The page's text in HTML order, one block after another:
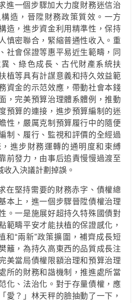
進一個步驟加大力度財務迷信治
造，晉陞財務政策質效。一方
造，進步資金利用精準性，保持
慎密聯合，緊縮普通性收入。重
社會保證等惠平易近生範疇，同
、綠色成長、古代財產系統扶
植等具有計謀意義和持久效益範
資金的示范效應，帶動社會本錢
，完美預算治理體系體例，推動
預算的連接，進步預算編制的迷
性，嚴厲克制預算履行中的隨便
制、履行、監視和評價的全經過
進步財務運轉的通明度和束縛
前發力，由事后追責慢慢過渡至
收入決議計劃掉誤。
在堅持需要的財務赤字、債權總
本上，進一個步驟晉陞債權治理
。一是施展好超持久特殊國債對
範疇平安才能扶植的保證感化，
和“兩新”政策擴圍，補齊成長短
籬，為持久高東西的品質成長注
美當局債權限額治理和預算治理
所的財務和諧機制，推進處所當
化、法治化。對于存量債權，應
愛？」林天秤的臉抽動了一下，